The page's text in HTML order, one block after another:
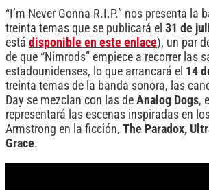
“I’m Never Gonna R.I.P.” nos presenta la
treinta temas que se publicará el 31 de
está disponible en este enlace), un par
de que “Nimrods” empiece a recorrer las
estadounidenses, lo que arrancará el 14
treinta temas de la banda sonora, las
Day se mezclan con las de Analog Dogs,
representará las escenas inspiradas en
Armstrong en la ficción, The Paradox,
Grace.